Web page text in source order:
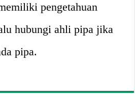
pengetahuan
hubungi ahli pipa jika
pipa.